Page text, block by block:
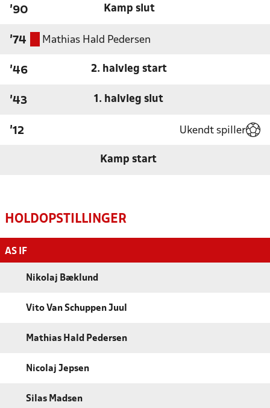
'90 Kamp slut
'74 Mathias Hald Pedersen
'46 2. halvleg start
'43 1. halvleg slut
'12 Ukendt spiller
Kamp start
HOLDOPSTILLINGER
AS IF
Nikolaj Bæklund
Vito Van Schuppen Juul
Mathias Hald Pedersen
Nicolaj Jepsen
Silas Madsen